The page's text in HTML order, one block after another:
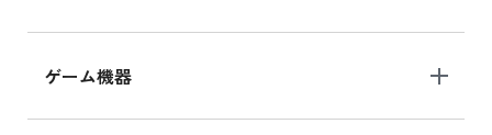
ゲーム機器